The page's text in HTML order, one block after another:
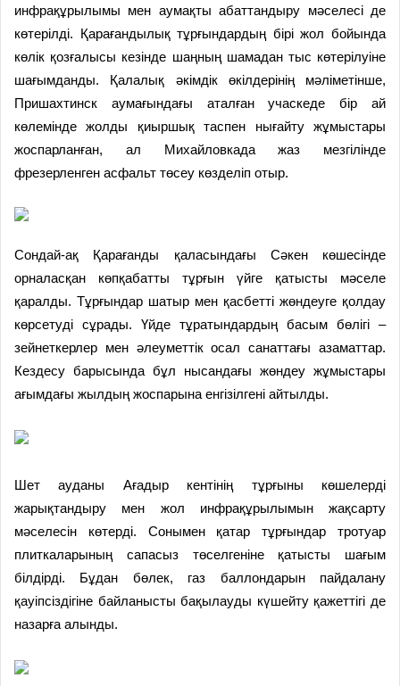
инфрақұрылымы мен аумақты абаттандыру мәселесі де
көтерілді. Қарағандылық тұрғындардың бірі жол бойында
көлік қозғалысы кезінде шаңның шамадан тыс көтерілуіне
шағымданды. Қалалық әкімдік өкілдерінің мәліметінше,
Пришахтинск аумағындағы аталған учаскеде бір ай
көлемінде жолды қиыршық таспен нығайту жұмыстары
жоспарланған, ал Михайловкада жаз мезгілінде
фрезерленген асфальт төсеу көзделіп отыр.
Сондай-ақ Қарағанды қаласындағы Сәкен көшесінде
орналасқан көпқабатты тұрғын үйге қатысты мәселе
қаралды. Тұрғындар шатыр мен қасбетті жөндеуге қолдау
көрсетуді сұрады. Үйде тұратындардың басым бөлігі –
зейнеткерлер мен әлеуметтік осал санаттағы азаматтар.
Кездесу барысында бұл нысандағы жөндеу жұмыстары
ағымдағы жылдың жоспарына енгізілгені айтылды.
Шет ауданы Ағадыр кентінің тұрғыны көшелерді
жарықтандыру мен жол инфрақұрылымын жақсарту
мәселесін көтерді. Сонымен қатар тұрғындар тротуар
плиткаларының сапасыз төселгеніне қатысты шағым
білдірді. Бұдан бөлек, газ баллондарын пайдалану
қауіпсіздігіне байланысты бақылауды күшейту қажеттігі де
назарға алынды.